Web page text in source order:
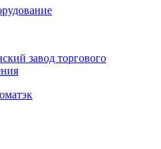
завод торгового